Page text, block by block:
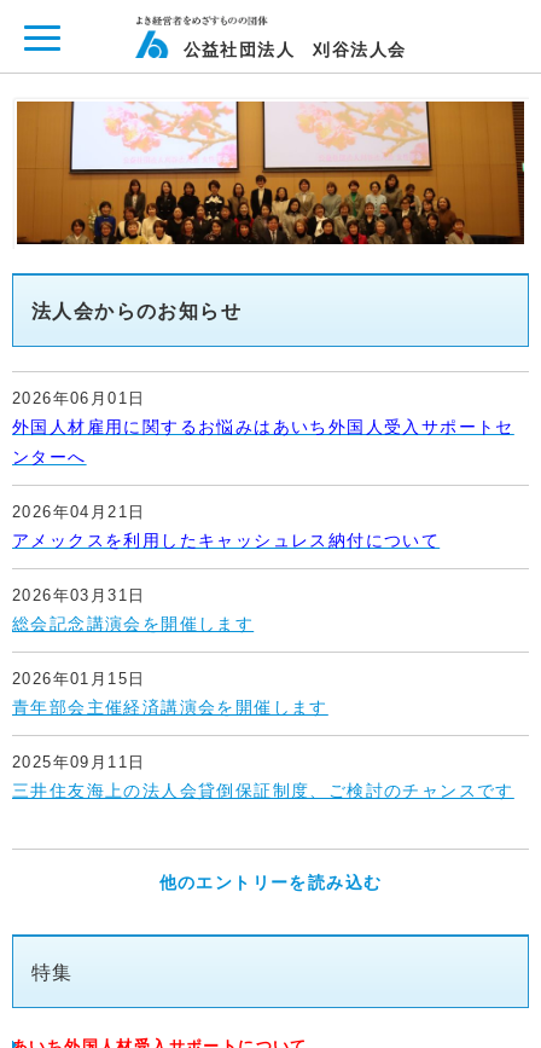
公益社団法人 刈谷法人会
法人会からのお知らせ
2026年06月01日
外国人材雇用に関するお悩みはあいち外国人受入サポートセ
ンターへ
2026年04月21日
アメックスを利用したキャッシュレス納付について
2026年03月31日
総会記念講演会を開催します
2026年01月15日
青年部会主催経済講演会を開催します
2025年09月11日
三井住友海上の法人会貸倒保証制度、ご検討のチャンスです
他のエントリーを読み込む
特集